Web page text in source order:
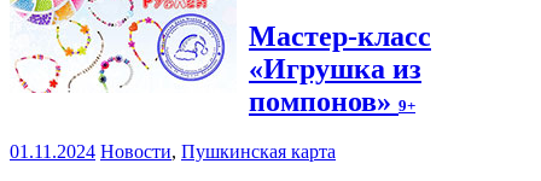
Мастер-класс
«Игрушка из
помпонов» 9+
01.11.2024 Новости, Пушкинская карта